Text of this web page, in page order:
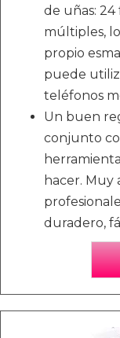
de uñas:
múltiples,
propio
puede
teléfonos
Un buen
conjunto
hacer. Muy
duradero,